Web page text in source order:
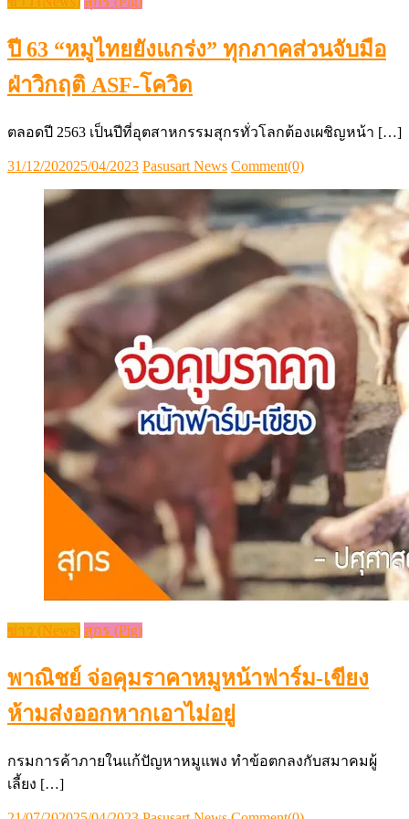
ปี 63 “หมูไทยยังแกร่ง” ทุกภาคส่วนจับมือ
ฝ่าวิกฤติ ASF-โควิด
ตลอดปี 2563 เป็นปีที่อุตสาหกรรมสุกรทั่วโลกต้องเผชิญหน้า […]
Posted
31/12/202025/04/2023 Author
Pasusart News Comment(0)
ข่าว (News) สุกร (Pig)
พาณิชย์ จ่อคุมราคาหมูหน้าฟาร์ม-เขียง
ห้ามส่งออกหากเอาไม่อยู่
กรมการค้าภายในแก้ปัญหาหมูแพง ทำข้อตกลงกับสมาคมผู้
เลี้ยง […]